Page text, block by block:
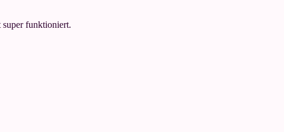
super funktioniert.